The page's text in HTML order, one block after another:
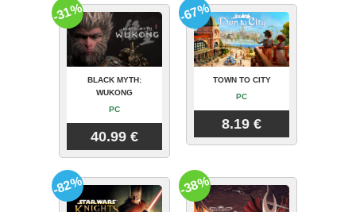
BLACK MYTH:
WUKONG
PC
40.99 €
-31%
TOWN TO CITY
PC
8.19 €
-67%
-82% -38%